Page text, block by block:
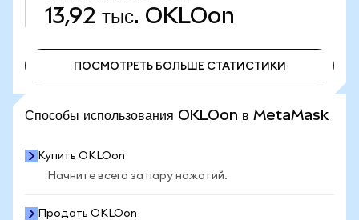
13,92 тыс. OKLOon
ПОСМОТРЕТЬ БОЛЬШЕ СТАТИСТИКИ
Способы использования OKLOon в MetaMask
Купить OKLOon
Начните всего за пару нажатий.
Продать OKLOon